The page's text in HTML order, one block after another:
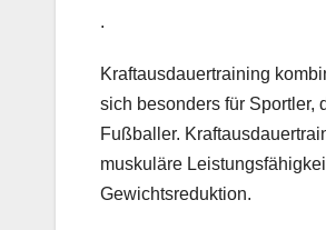
.
Kraftausdauertraining
sich besonders für Sportler,
Fußballer.
muskuläre
Gewichtsreduktion.